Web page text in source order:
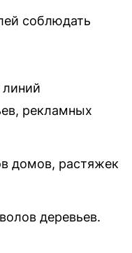
соблюдать
рекламных
домов, растяжек
деревьев.